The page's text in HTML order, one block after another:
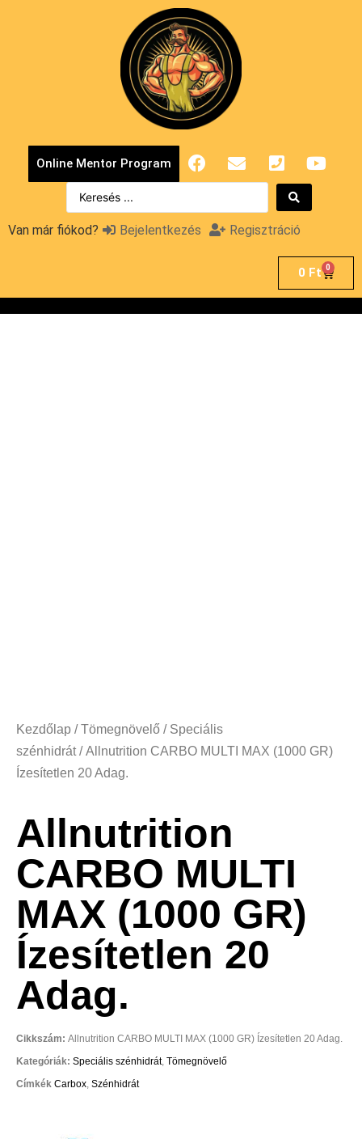
Online Mentor Program
Van már fiókod? Bejelentkezés Regisztráció
0 Ft 0
Kezdőlap /Tömegnövelő / Speciális
szénhidrát/ Allnutrition CARBO MULTI MAX (1000 GR)
Ízesítetlen 20 Adag.
Allnutrition
CARBO MULTI
MAX (1000 GR)
Ízesítetlen 20
Adag.
Cikkszám: Allnutrition CARBO MULTI MAX (1000 GR) Ízesítetlen 20 Adag.
Kategóriák: Speciális szénhidrát, Tömegnövelő
Címkék Carbox, Szénhidrát